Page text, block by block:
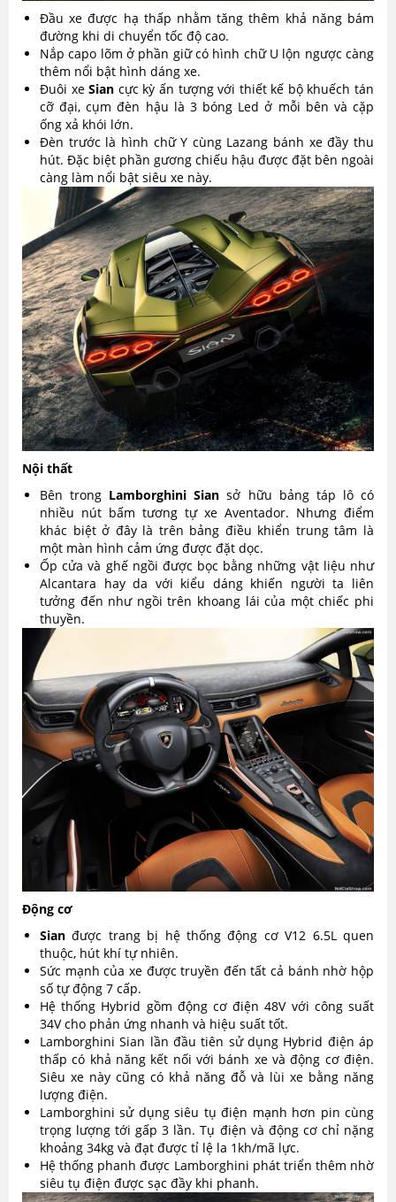
Đầu xe được hạ thấp nhằm tăng thêm khả năng bám
đường khi di chuyển tốc độ cao.
Nắp capo lõm ở phần giữ có hình chữ U lộn ngược càng
thêm nổi bật hình dáng xe.
Đuôi xeSian cực kỳ ấn tượng với thiết kế bộ khuếch tán
cỡ đại, cụm đèn hậu là 3 bóng Led ở mỗi bên và cặp
ống xả khói lớn.
Đèn trước là hình chữ Y cùng Lazang bánh xe đầy thu
hút. Đặc biệt phần gương chiếu hậu được đặt bên ngoài
càng làm nổi bật siêu xe này.
Nội thất
Bên trong Lamborghini Sian sở hữu bảng táp lô có
nhiều nút bấm tương tự xe Aventador. Nhưng điểm
khác biệt ở đây là trên bảng điều khiển trung tâm là
một màn hình cảm ứng được đặt dọc.
Ốp cửa và ghế ngồi được bọc bằng những vật liệu như
Alcantara hay da với kiểu dáng khiến người ta liên
tưởng đến như ngồi trên khoang lái của một chiếc phi
thuyền.
Động cơ
Sian được trang bị hệ thống động cơ V12 6.5L quen
thuộc, hút khí tự nhiên.
Sức mạnh của xe được truyền đến tất cả bánh nhờ hộp
số tự động 7 cấp.
Hệ thống Hybrid gồm động cơ điện 48V với công suất
34V cho phản ứng nhanh và hiệu suất tốt.
Lamborghini Sian lần đầu tiên sử dụng Hybrid điện áp
thấp có khả năng kết nối với bánh xe và động cơ điện.
Siêu xe này cũng có khả năng đỗ và lùi xe bằng năng
lượng điện.
Lamborghini sử dụng siêu tụ điện mạnh hơn pin cùng
trọng lượng tới gấp 3 lần. Tụ điện và động cơ chỉ nặng
khoảng 34kg và đạt được tỉ lệ la 1kh/mã lực.
Hệ thống phanh được Lamborghini phát triển thêm nhờ
siêu tụ điện được sạc đầy khi phanh.